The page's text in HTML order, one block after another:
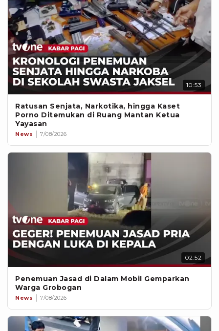
10:53
Ratusan Senjata, Narkotika, hingga Kaset
Porno Ditemukan di Ruang Mantan Ketua
Yayasan
News 7/08/2026
02:52
Penemuan Jasad di Dalam Mobil Gemparkan
Warga Grobogan
News 7/08/2026